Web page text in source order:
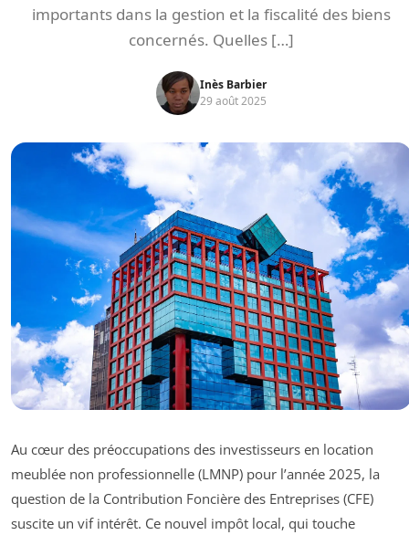
importants dans la gestion et la fiscalité des biens
concernés. Quelles […]
Inès Barbier
29 août 2025
Au cœur des préoccupations des investisseurs en location
meublée non professionnelle (LMNP) pour l’année 2025, la
question de la Contribution Foncière des Entreprises (CFE)
suscite un vif intérêt. Ce nouvel impôt local, qui touche